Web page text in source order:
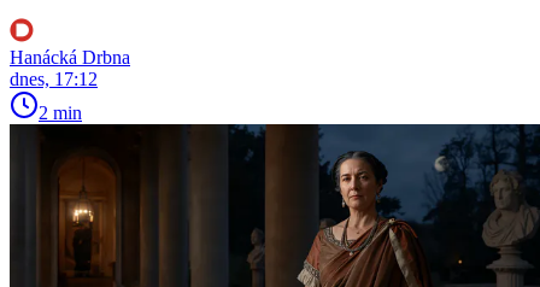
Hanácká Drbna
dnes, 17:12
2 min